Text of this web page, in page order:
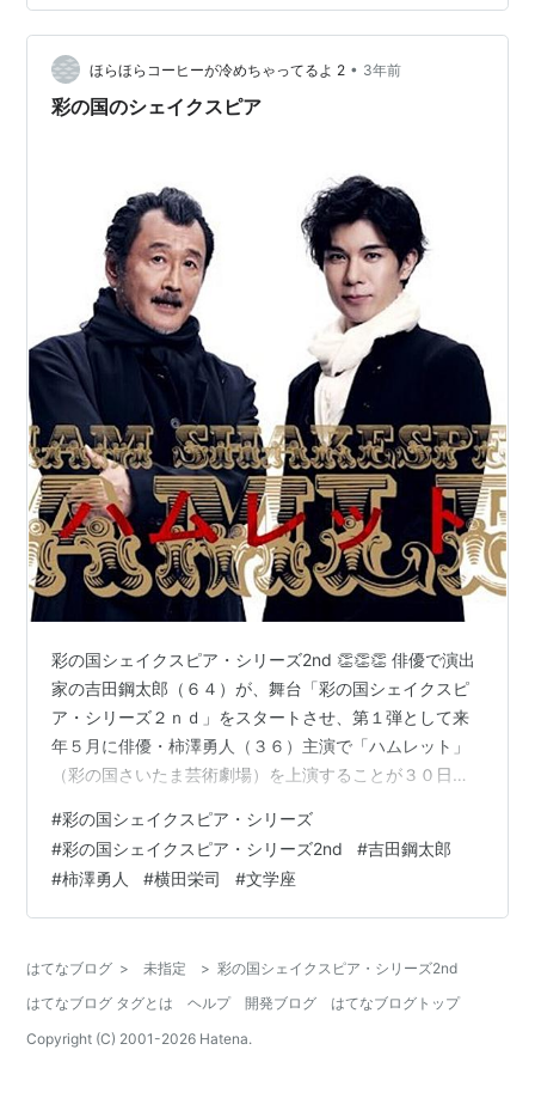
新しく使いやすくなってたのはうれしい。 まずはガレリ
アの蜷川さんコーナーにご挨拶。後で気づきましたが、
命日前日。 レストランがなくなってし…
ほらほらコーヒーが冷めちゃってるよ 2 • 3年前
彩の国のシェイクスピア
彩の国シェイクスピア・シリーズ2nd 👏👏👏 俳優で演出
家の吉田鋼太郎（６４）が、舞台「彩の国シェイクスピ
ア・シリーズ２ｎｄ」をスタートさせ、第１弾として来
年５月に俳優・柿澤勇人（３６）主演で「ハムレット」
（彩の国さいたま芸術劇場）を上演することが３０日、
れていないけれど、「彩の国シェイクスピア・シリー
ズ」（旧TwitterのX）のアイコンが彩の国シェイクスピ
ア・シリーズ2ndの「ハムレット」になってます。
https://x.com/shakespeare_sss/status/ と、更新されま
#彩の国シェイクスピア・シリーズ
#彩の国シェイクスピア・シリーズ2nd #吉田鋼太郎
#柿澤勇人 #横田栄司 #文学座
はてなブログ > 未指定 > 彩の国シェイクスピア・シリーズ2nd
はてなブログ タグとは
ヘルプ 開発ブログ
はてなブログトップ
Copyright (C) 2001-2026 Hatena.